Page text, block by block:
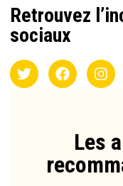
Retrouvez
sociaux
Les